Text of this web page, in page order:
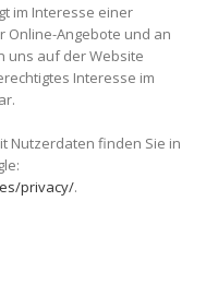
im Interesse einer
Angebote und an
uns auf der Website
Interesse im
Nutzerdaten finden Sie in
privacy/.